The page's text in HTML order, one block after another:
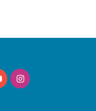
YouTubeInstagram